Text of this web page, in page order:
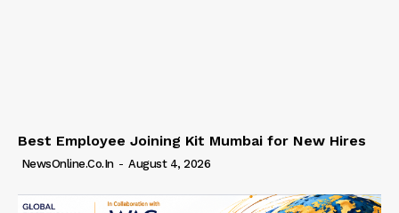
Best Employee Joining Kit Mumbai for New Hires
NewsOnline.co.in - August 4, 2026